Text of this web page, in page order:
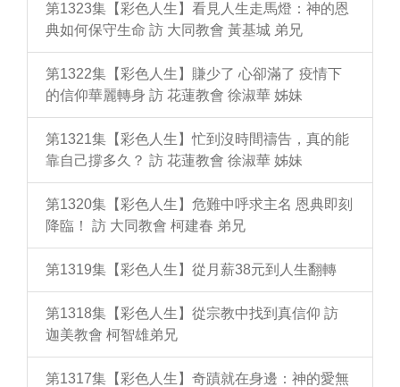
第1323集【彩色人生】看見人生走馬燈：神的恩
典如何保守生命 訪 大同教會 黃基城 弟兄
第1322集【彩色人生】賺少了 心卻滿了 疫情下
的信仰華麗轉身 訪 花蓮教會 徐淑華 姊妹
第1321集【彩色人生】忙到沒時間禱告，真的能
靠自己撐多久？ 訪 花蓮教會 徐淑華 姊妹
第1320集【彩色人生】危難中呼求主名 恩典即刻
降臨！ 訪 大同教會 柯建春 弟兄
第1319集【彩色人生】從月薪38元到人生翻轉
第1318集【彩色人生】從宗教中找到真信仰 訪
迦美教會 柯智雄弟兄
第1317集【彩色人生】奇蹟就在身邊：神的愛無